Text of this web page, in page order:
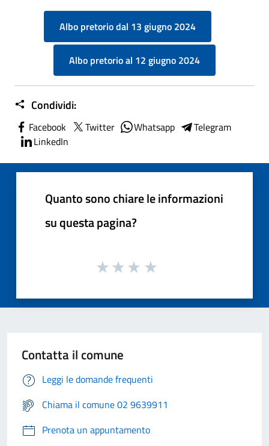
Albo pretorio dal 13 giugno 2024
Albo pretorio al 12 giugno 2024
Condividi:
Facebook Twitter Whatsapp
Telegram
LinkedIn
Quanto sono chiare le informazioni
su questa pagina?
Contatta il comune
Leggi le domande frequenti
Chiama il comune 02 9639911
Prenota un appuntamento